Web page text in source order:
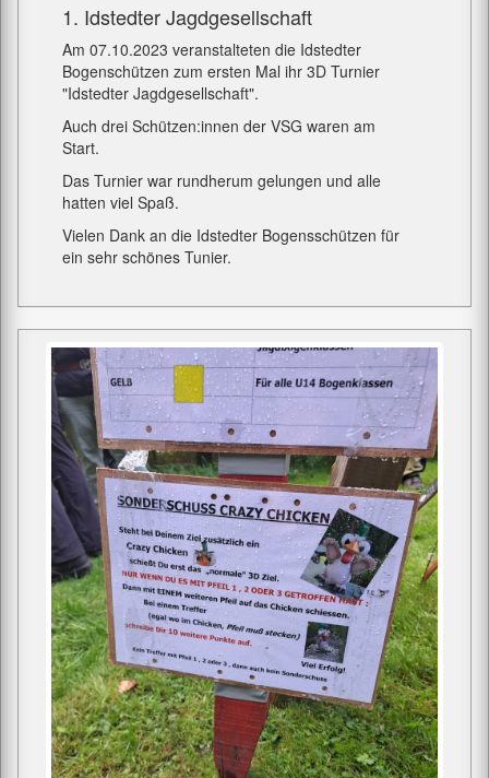
1. Idstedter Jagdgesellschaft
Am 07.10.2023 veranstalteten die Idstedter
Bogenschützen zum ersten Mal ihr 3D Turnier
"Idstedter Jagdgesellschaft".
Auch drei Schützen:innen der VSG waren am
Start.
Das Turnier war rundherum gelungen und alle
hatten viel Spaß.
Vielen Dank an die Idstedter Bogensschützen für
ein sehr schönes Tunier.